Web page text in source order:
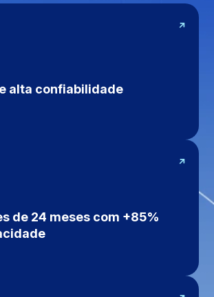
alta confiabilidade
de 24 meses com +85%